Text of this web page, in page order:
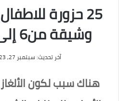
25 حزورة
وشيقة من6 إلى 10 سنوات
آخر تحديث: سبتمبر 27, 2023
هناك سبب لكون